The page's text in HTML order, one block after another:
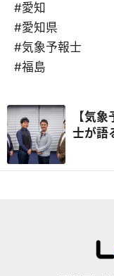
#愛知
#愛知県
#気象予報士
#福島
【気
士が語
談会